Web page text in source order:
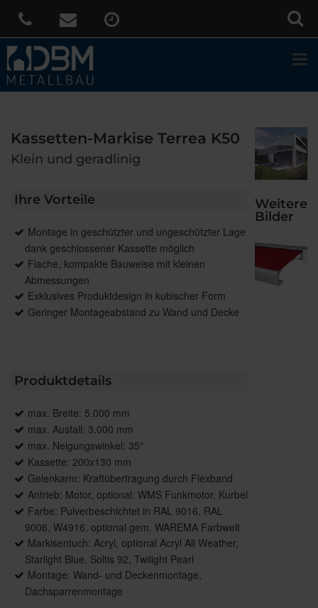
Kassetten-Markise Terrea K50
Klein und geradlinig
Ihre Vorteile
Montage in geschützter und ungeschützter Lage
dank geschlossener Kassette möglich
Flache, kompakte Bauweise mit kleinen
Abmessungen
Exklusives Produktdesign in kubischer Form
Geringer Montageabstand zu Wand und Decke
Produktdetails
max. Breite: 5.000 mm
max. Ausfall: 3.000 mm
max. Neigungswinkel: 35°
Kassette: 200x130 mm
Gelenkarm: Kraftübertragung durch Flexband
Antrieb: Motor, optional: WMS Funkmotor, Kurbel
Farbe: Pulverbeschichtet in RAL 9016, RAL
9006, W4916, optional gem. WAREMA Farbwelt
Markisentuch: Acryl, optional Acryl All Weather,
Starlight Blue, Soltis 92, Twilight Pearl
Montage: Wand- und Deckenmontage,
Dachsparrenmontage
Weitere
Bilder